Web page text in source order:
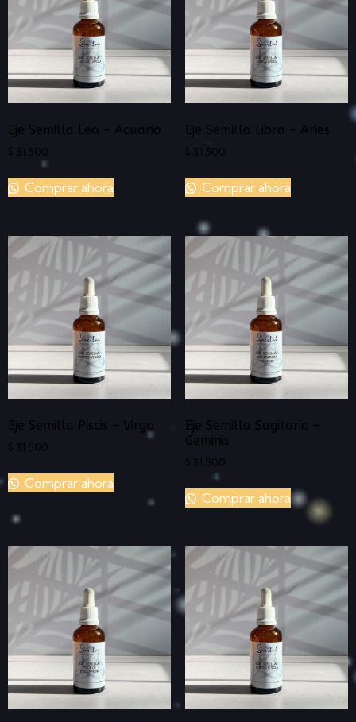
Eje Semilla Leo – Acuario
$ 31.500
Comprar ahora
Eje Semilla Libra – Aries
$ 31.500
Comprar ahora
Eje Semilla Piscis – Virgo
$ 31.500
Comprar ahora
Eje Semilla Sagitario –
Geminis
$ 31.500
Comprar ahora